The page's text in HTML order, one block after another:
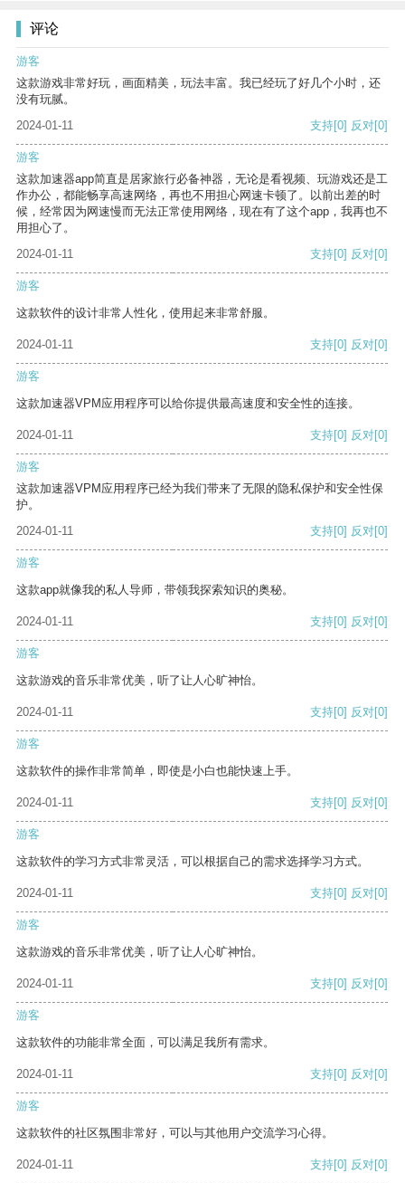
评论
游客
这款游戏非常好玩，画面精美，玩法丰富。我已经玩了好几个小时，还
没有玩腻。
2024-01-11
支持[0] 反对[0]
游客
这款加速器app简直是居家旅行必备神器，无论是看视频、玩游戏还是工
作办公，都能畅享高速网络，再也不用担心网速卡顿了。以前出差的时
候，经常因为网速慢而无法正常使用网络，现在有了这个app，我再也不
用担心了。
2024-01-11
支持[0] 反对[0]
游客
这款软件的设计非常人性化，使用起来非常舒服。
2024-01-11 支持[0] 反对[0]
游客
这款加速器VPM应用程序可以给你提供最高速度和安全性的连接。
2024-01-11 支持[0] 反对[0]
游客
这款加速器VPM应用程序已经为我们带来了无限的隐私保护和安全性保
护。
2024-01-11
支持[0] 反对[0]
游客
这款app就像我的私人导师，带领我探索知识的奥秘。
2024-01-11 支持[0] 反对[0]
游客
这款游戏的音乐非常优美，听了让人心旷神怡。
2024-01-11 支持[0] 反对[0]
游客
这款软件的操作非常简单，即使是小白也能快速上手。
2024-01-11 支持[0] 反对[0]
游客
这款软件的学习方式非常灵活，可以根据自己的需求选择学习方式。
2024-01-11 支持[0] 反对[0]
游客
这款游戏的音乐非常优美，听了让人心旷神怡。
2024-01-11 支持[0] 反对[0]
游客
这款软件的功能非常全面，可以满足我所有需求。
2024-01-11 支持[0] 反对[0]
游客
这款软件的社区氛围非常好，可以与其他用户交流学习心得。
2024-01-11 支持[0] 反对[0]